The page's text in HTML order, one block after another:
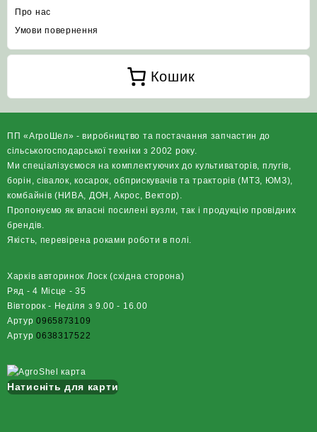
Про нас
Умови повернення
Кошик
ПП «АгроШел» - виробництво та постачання запчастин до
сільськогосподарської техніки з 2002 року.
Ми спеціалізуємося на комплектуючих до культиваторів, плугів,
борін, сівалок, косарок, обприскувачів та тракторів (МТЗ, ЮМЗ),
комбайнів (НИВА, ДОН, Акрос, Вектор).
Пропонуємо як власні посилені вузли, так і продукцію провідних
брендів.
Якість, перевірена роками роботи в полі.
Харків авторинок Лоск (східна сторона)
Ряд - 4 Місце - 35
Вівторок - Неділя з 9.00 - 16.00
Артур0965873109
Артур0638317522
Натисніть для карти